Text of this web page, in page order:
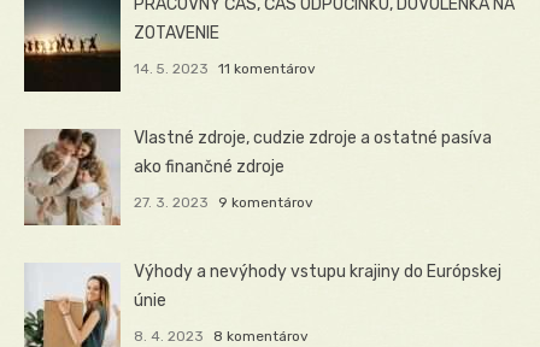
PRACOVNÝ ČAS, ČAS ODPOČINKU, DOVOLENKA NA
ZOTAVENIE
14. 5. 2023 11 komentárov
Vlastné zdroje, cudzie zdroje a ostatné pasíva
ako finančné zdroje
27. 3. 2023 9 komentárov
Výhody a nevýhody vstupu krajiny do Európskej
únie
8. 4. 2023 8 komentárov